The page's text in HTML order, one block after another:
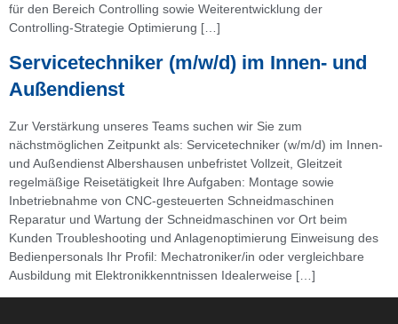
für den Bereich Controlling sowie Weiterentwicklung der
Controlling-Strategie Optimierung […]
Servicetechniker (m/w/d) im Innen- und
Außendienst
Zur Verstärkung unseres Teams suchen wir Sie zum
nächstmöglichen Zeitpunkt als: Servicetechniker (w/m/d) im Innen-
und Außendienst Albershausen unbefristet Vollzeit, Gleitzeit
regelmäßige Reisetätigkeit Ihre Aufgaben: Montage sowie
Inbetriebnahme von CNC-gesteuerten Schneidmaschinen
Reparatur und Wartung der Schneidmaschinen vor Ort beim
Kunden Troubleshooting und Anlagenoptimierung Einweisung des
Bedienpersonals Ihr Profil: Mechatroniker/in oder vergleichbare
Ausbildung mit Elektronikkenntnissen Idealerweise […]